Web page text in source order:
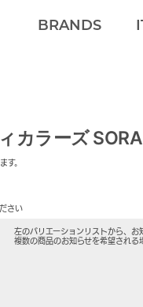
BRANDS
カラーズ
す。
さい
左のバリエーションリストから、お
複数の商品のお知らせを希望される